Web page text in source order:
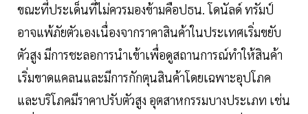
ขณะที่ประเด็นที่ไม่ควรมองข้ามคือปธน. โดนัลด์ ทรัมป์
อาจแพ้ภัยตัวเองเนื่องจากราคาสินค้าในประเทศเริ่มขยับ
ตัวสูง มีการชะลอการนำเข้าเพื่อดูสถานการณ์ทำให้สินค้า
เริ่มขาดแคลนและมีการกักตุนสินค้าโดยเฉพาะอุปโภค
และบริโภคมีราคาปรับตัวสูง อุตสาหกรรมบางประเภท เช่น